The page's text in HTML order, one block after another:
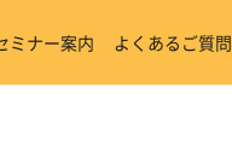
ミナー案内 よくあるご質問